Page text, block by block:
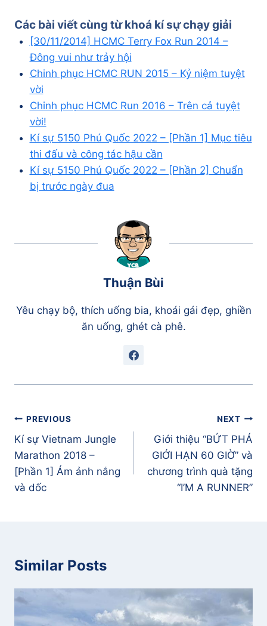
Các bài viết cùng từ khoá kí sự chạy giải
[30/11/2014] HCMC Terry Fox Run 2014 –
Đông vui như trảy hội
Chinh phục HCMC RUN 2015 – Kỷ niệm tuyệt
vời
Chinh phục HCMC Run 2016 – Trên cả tuyệt
vời!
Kí sự 5150 Phú Quốc 2022 – [Phần 1] Mục tiêu
thi đấu và công tác hậu cần
Kí sự 5150 Phú Quốc 2022 – [Phần 2] Chuẩn
bị trước ngày đua
Thuận Bùi
Yêu chạy bộ, thích uống bia, khoái gái đẹp, ghiền
ăn uống, ghét cà phê.
Điều
hướng
bài
viết
PREVIOUS
Kí sự Vietnam Jungle
Marathon 2018 –
[Phần 1] Ám ảnh nắng
và dốc
NEXT
Giới thiệu “BỨT PHÁ
GIỚI HẠN 60 GIỜ” và
chương trình quà tặng
“I’M A RUNNER”
Similar Posts